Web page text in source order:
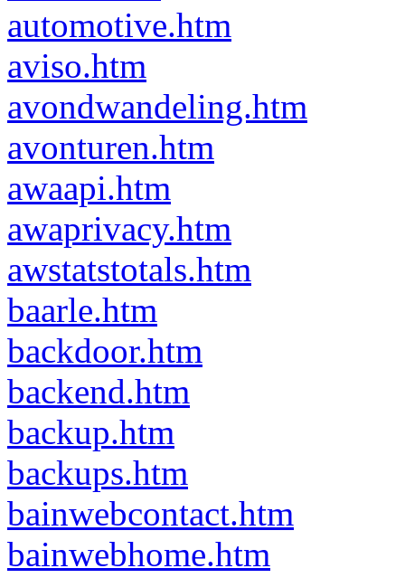
automotive.htm
aviso.htm
avondwandeling.htm
avonturen.htm
awaapi.htm
awaprivacy.htm
awstatstotals.htm
baarle.htm
backdoor.htm
backend.htm
backup.htm
backups.htm
bainwebcontact.htm
bainwebhome.htm